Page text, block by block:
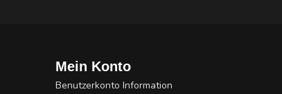
Mein Konto
Benutzerkonto Information